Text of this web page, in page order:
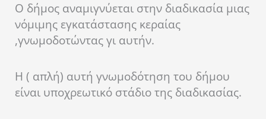
Ο δήμος αναμιγνύεται στην διαδικασία μιας
νόμιμης εγκατάστασης κεραίας
,γνωμοδοτώντας γι αυτήν.
Η ( απλή) αυτή γνωμοδότηση του δήμου
είναι υποχρεωτικό στάδιο της διαδικασίας.